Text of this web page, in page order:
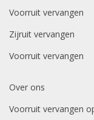
Voorruit vervangen
Zijruit vervangen
Voorruit vervangen
Over ons
Voorruit vervangen